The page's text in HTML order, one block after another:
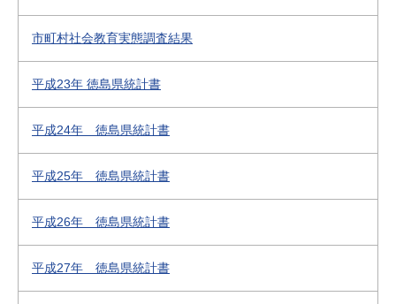
市町村社会教育実態調査結果
平成23年 徳島県統計書
平成24年 徳島県統計書
平成25年 徳島県統計書
平成26年 徳島県統計書
平成27年 徳島県統計書